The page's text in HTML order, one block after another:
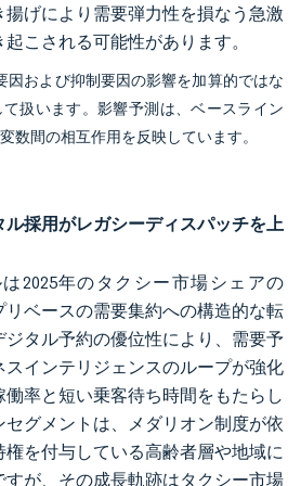
揚げにより需要弾力性を損なう急激
こされる可能性があります。
因および抑制要因の影響を加算的ではな
扱います。影響予測は、ベースライン
数間の相互作用を反映しています。
採用がレガシーディスパッチを上
2025年のタクシー市場シェアの
リベースの需要集約への構造的な転
タル予約の優位性により、需要予
インテリジェンスのループが強化
率と短い乗客待ち時間をもたらし
グメントは、メダリオン制度が依
を付与している高齢者層や地域に
が、その成長軌跡はタクシー市場